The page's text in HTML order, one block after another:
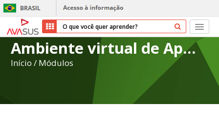
Início
Parceiros
Ambiente virtual de Aprendizagem do SUS
Início / Módulos